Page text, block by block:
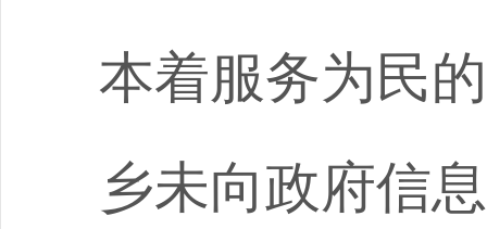
本着服务为民
乡未向政府信